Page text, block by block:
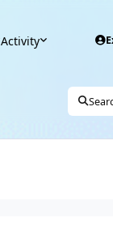
Activity